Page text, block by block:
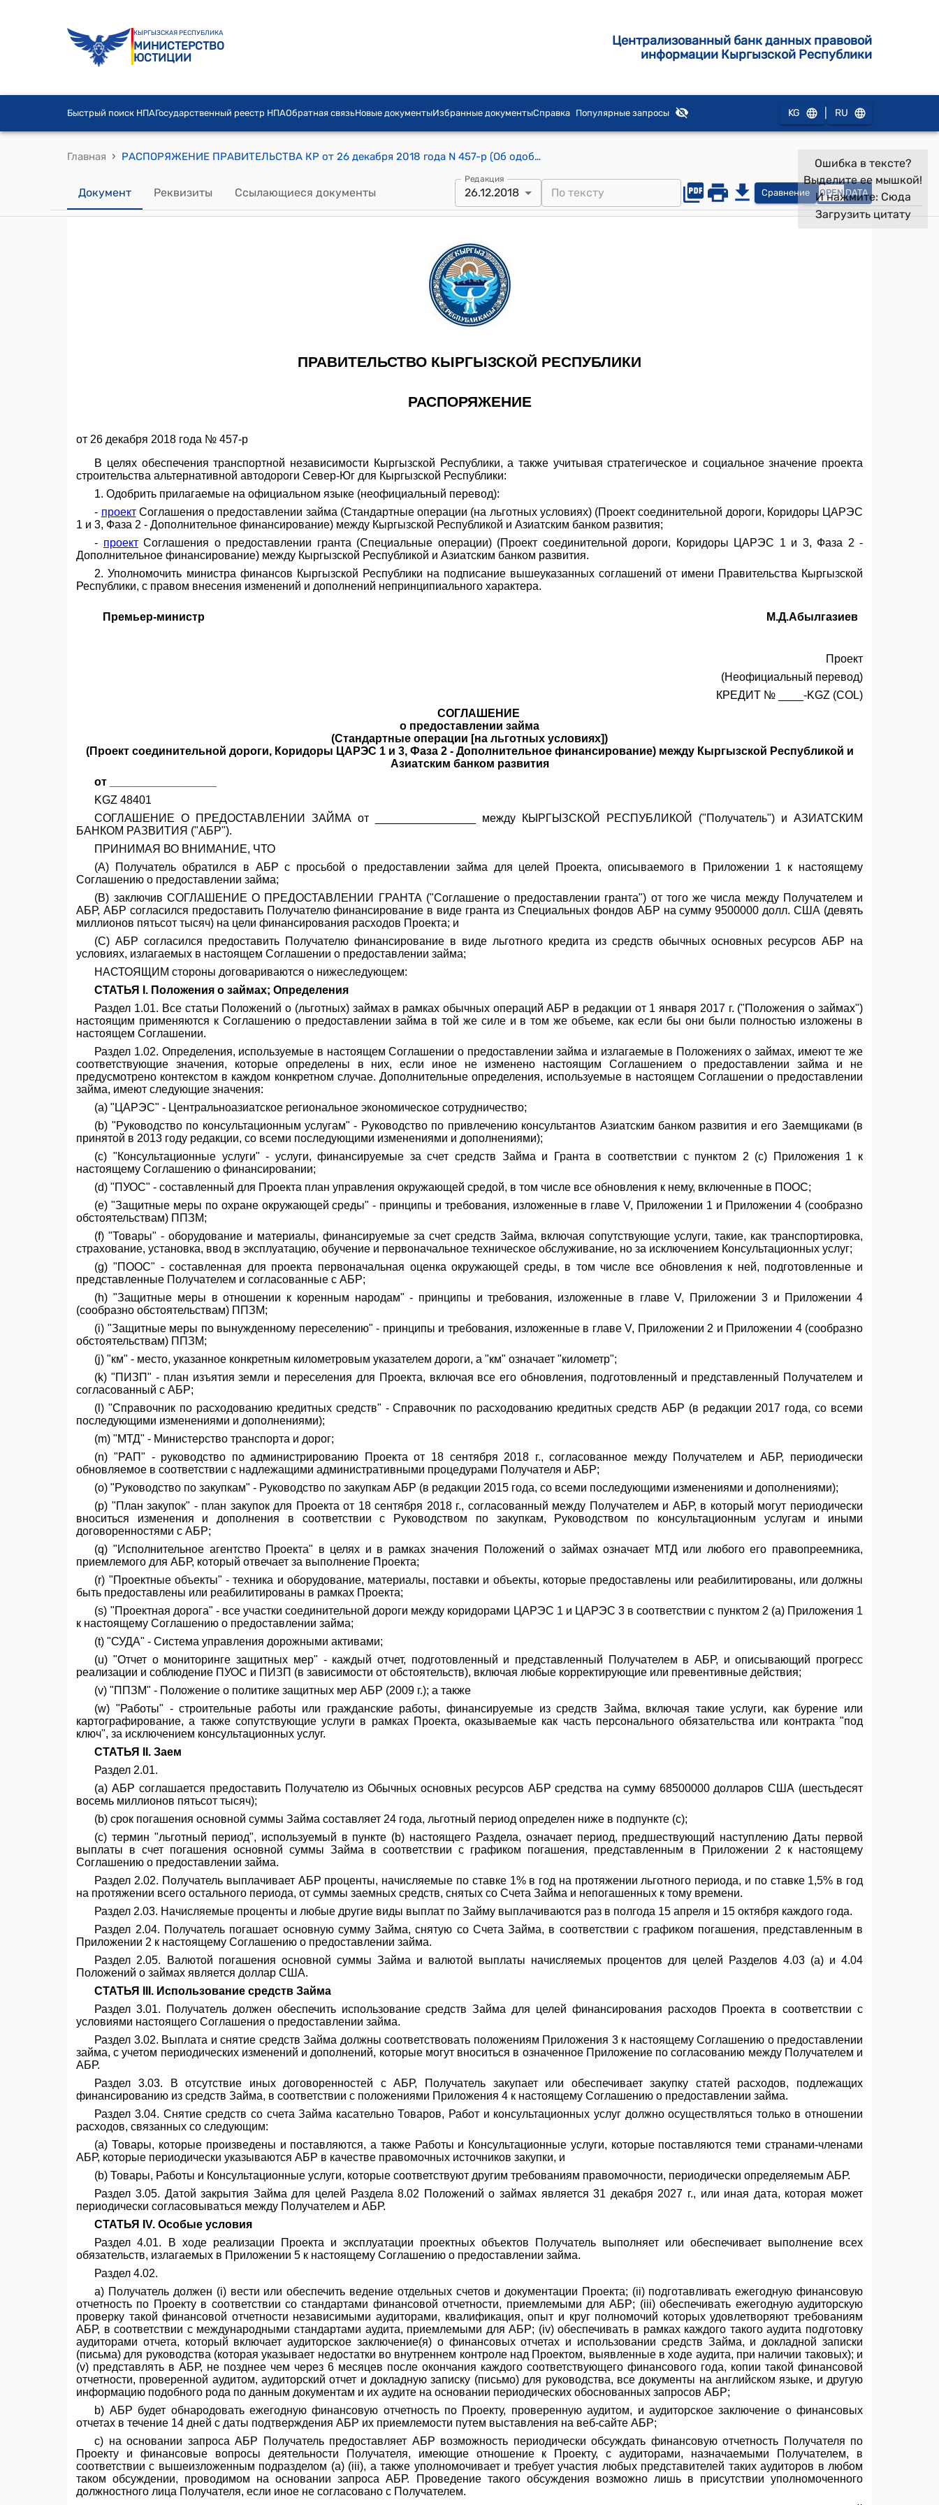
КЫРГЫЗСКАЯ РЕСПУБЛИКА
МИНИСТЕРСТВО
ЮСТИЦИИ
Централизованный банк данных правовой
информации Кыргызской Республики
Быстрый поиск НПАГосударственный реестр НПАОбратная связьНовые документыИзбранные документыСправка Популярные запросы KG RU
Главная › РАСПОРЯЖЕНИЕ ПРАВИТЕЛЬСТВА КР от 26 декабря 2018 года N 457-р (Об одобрении проектов Соглашения о предоставлении займа и Соглашения о предоставлении гранта между Кыргызской Республикой и Азиатским банком развития)
Документ Реквизиты Ссылающиеся документы
Редакция
26.12.2018 Сравнение OPEN DATA
Ошибка в тексте?
Выделите ее мышкой!
И нажмите: Сюда
Загрузить цитату